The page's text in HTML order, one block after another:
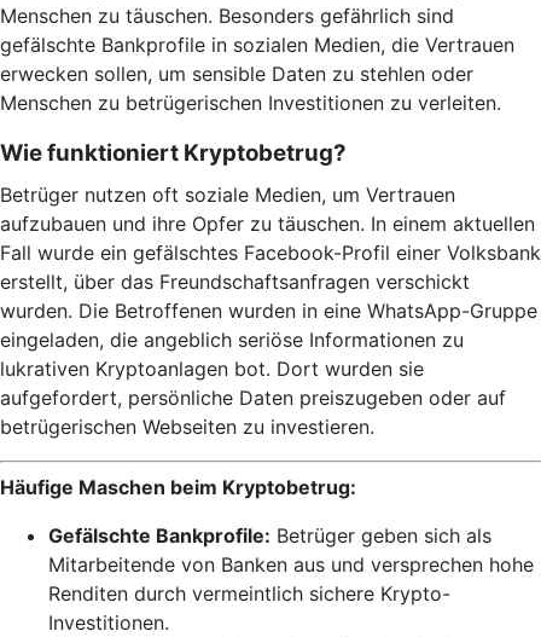
Menschen zu täuschen. Besonders gefährlich sind
gefälschte Bankprofile in sozialen Medien, die Vertrauen
erwecken sollen, um sensible Daten zu stehlen oder
Menschen zu betrügerischen Investitionen zu verleiten.
Wie funktioniert Kryptobetrug?
Betrüger nutzen oft soziale Medien, um Vertrauen
aufzubauen und ihre Opfer zu täuschen. In einem aktuellen
Fall wurde ein gefälschtes Facebook-Profil einer Volksbank
erstellt, über das Freundschaftsanfragen verschickt
wurden. Die Betroffenen wurden in eine WhatsApp-Gruppe
eingeladen, die angeblich seriöse Informationen zu
lukrativen Kryptoanlagen bot. Dort wurden sie
aufgefordert, persönliche Daten preiszugeben oder auf
betrügerischen Webseiten zu investieren.
Häufige Maschen beim Kryptobetrug:
Gefälschte Bankprofile: Betrüger geben sich als
Mitarbeitende von Banken aus und versprechen hohe
Renditen durch vermeintlich sichere Krypto-
Investitionen.